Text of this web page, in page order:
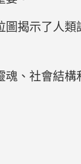
揭示了人
、社會結構